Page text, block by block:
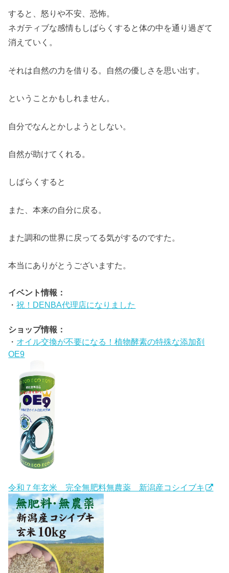
すると、怒りや不安、恐怖。
ネガティブな感情もしばらくすると体の中を通り過ぎて
消えていく。
それは自然の力を借りる。自然の優しさを思い出す。
ということかもしれません。
自分でなんとかしようとしない。
自然が助けてくれる。
しばらくすると
また、本来の自分に戻る。
また調和の世界に戻ってる気がするのですた。
本当にありがとうございますた。
イベント情報：
・祝！DENBA代理店になりました
ショップ情報：
・ オイル交換が不要になる！植物酵素の特殊な添加剤
OE9
令和７年玄米 完全無肥料無農薬 新潟産コシイブキ